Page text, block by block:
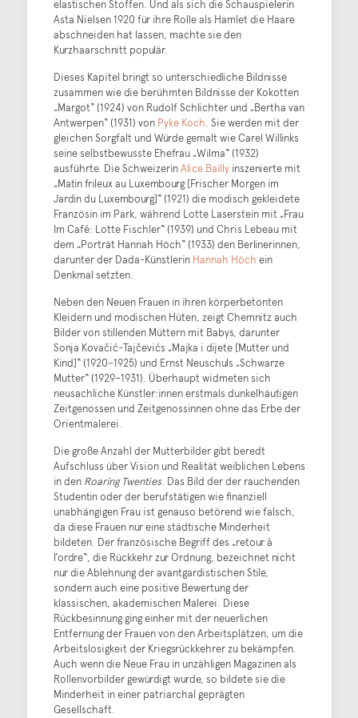
elastischen Stoffen. Und als sich die Schauspielerin
Asta Nielsen 1920 für ihre Rolle als Hamlet die Haare
abschneiden hat lassen, machte sie den
Kurzhaarschnitt populär.
Dieses Kapitel bringt so unterschiedliche Bildnisse
zusammen wie die berühmten Bildnisse der Kokotten
„Margot“ (1924) von Rudolf Schlichter und „Bertha van
Antwerpen“ (1931) von Pyke Koch. Sie werden mit der
gleichen Sorgfalt und Würde gemalt wie Carel Willinks
seine selbstbewusste Ehefrau „Wilma“ (1932)
ausführte. Die SchweizerinAlice Baillyinszenierte mit
„Matin frileux au Luxembourg [Frischer Morgen im
Jardin du Luxembourg]“ (1921) die modisch gekleidete
Französin im Park, während Lotte Laserstein mit „Frau
Im Café: Lotte Fischler“ (1939) und Chris Lebeau mit
dem „Porträt Hannah Höch“ (1933) den Berlinerinnen,
darunter der Dada-Künstlerin Hannah Höch ein
Denkmal setzten.
Neben den Neuen Frauen in ihren körperbetonten
Kleidern und modischen Hüten, zeigt Chemnitz auch
Bilder von stillenden Müttern mit Babys, darunter
Sonja Kovačić-Tajčevićs „Majka i dijete [Mutter und
Kind]“ (1920−1925) und Ernst Neuschuls „Schwarze
Mutter“ (1929–1931). Überhaupt widmeten sich
neusachliche Künstler:innen erstmals dunkelhäutigen
Zeitgenossen und Zeitgenossinnen ohne das Erbe der
Orientmalerei.
Die große Anzahl der Mutterbilder gibt beredt
Aufschluss über Vision und Realität weiblichen Lebens
in den Roaring Twenties. Das Bild der der rauchenden
Studentin oder der berufstätigen wie finanziell
unabhängigen Frau ist genauso betörend wie falsch,
da diese Frauen nur eine städtische Minderheit
bildeten. Der französische Begriff des „retour à
l’ordre“, die Rückkehr zur Ordnung, bezeichnet nicht
nur die Ablehnung der avantgardistischen Stile,
sondern auch eine positive Bewertung der
klassischen, akademischen Malerei. Diese
Rückbesinnung ging einher mit der neuerlichen
Entfernung der Frauen von den Arbeitsplätzen, um die
Arbeitslosigkeit der Kriegsrückkehrer zu bekämpfen.
Auch wenn die Neue Frau in unzähligen Magazinen als
Rollenvorbilder gewürdigt wurde, so bildete sie die
Minderheit in einer patriarchal geprägten
Gesellschaft.